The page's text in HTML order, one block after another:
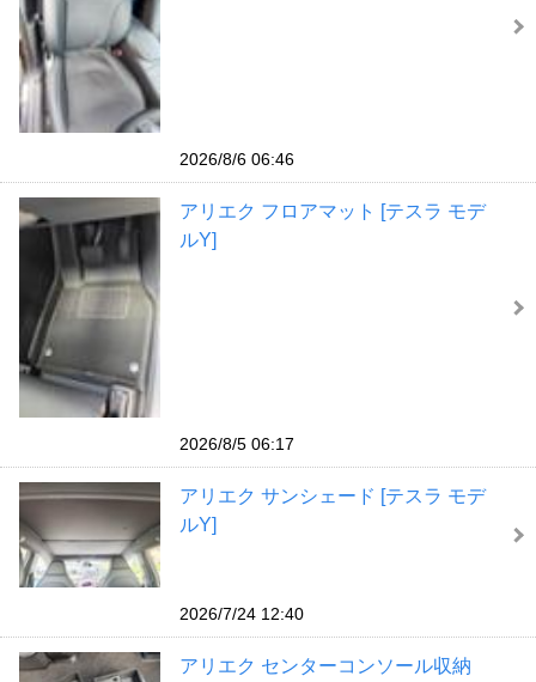
2026/8/6 06:46
アリエク フロアマット [テスラ モデ
ルY]
2026/8/5 06:17
アリエク サンシェード [テスラ モデ
ルY]
2026/7/24 12:40
アリエク センターコンソール収納